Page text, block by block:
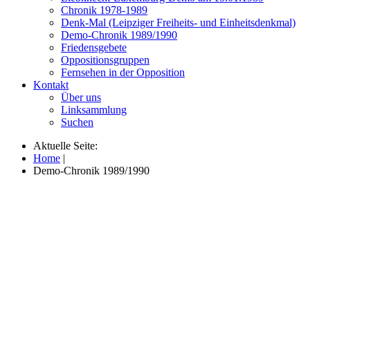
Chronik 1978-1989
Denk-Mal (Leipziger Freiheits- und Einheitsdenkmal)
Demo-Chronik 1989/1990
Friedensgebete
Oppositionsgruppen
Fernsehen in der Opposition
Kontakt
Über uns
Linksammlung
Suchen
Aktuelle Seite:
Home |
Demo-Chronik 1989/1990